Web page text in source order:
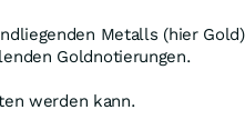
Metalls (hier
Goldnotierungen.
werden kann.